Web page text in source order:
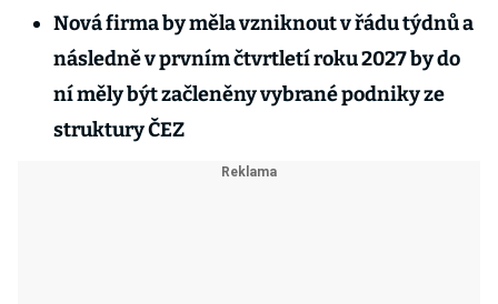
Nová firma by měla vzniknout v řádu týdnů a
následně v prvním čtvrtletí roku 2027 by do
ní měly být začleněny vybrané podniky ze
struktury ČEZ